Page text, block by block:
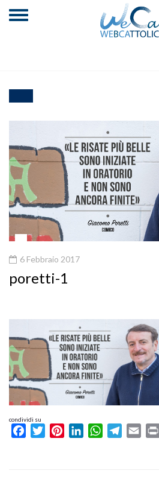
6 Febbraio 2017
poretti-1
condividi su
FacebookTwitterPinterestLinkedInWhatsAppTelegram
Email